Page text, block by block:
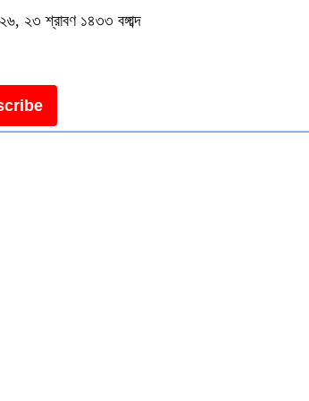
২৩ শ্রাবণ ১৪৩৩ বঙ্গাব্দ